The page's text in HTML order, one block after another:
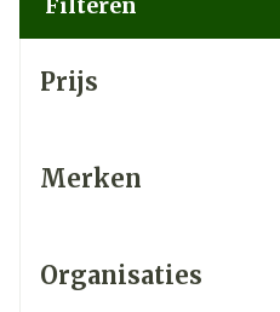
Prijs
Merken
Organisaties